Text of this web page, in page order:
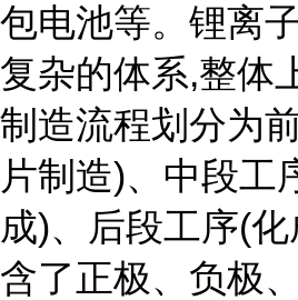
包电池等。锂离
复杂的体系,整体
制造流程划分为
片制造)、中段工
成)、后段工序(
含了正极、负极